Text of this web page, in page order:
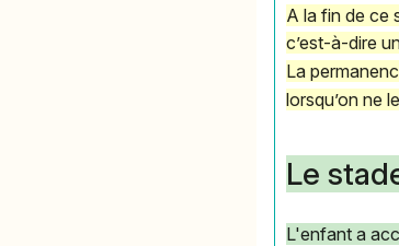
A la fin de ce
c’est-à-dire
La
lorsqu’on ne
Le
L'enfant a